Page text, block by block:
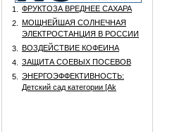
1.
ФРУКТОЗА ВРЕДНЕЕ САХАРА
2.
МОЩНЕЙШАЯ СОЛНЕЧНАЯ
ЭЛЕКТРОСТАНЦИЯ В РОССИИ
3.
ВОЗДЕЙСТВИЕ КОФЕИНА
4.
ЗАЩИТА СОЕВЫХ ПОСЕВОВ
5.
ЭНЕРГОЭФФЕКТИВНОСТЬ:
Детский сад категории [Аk